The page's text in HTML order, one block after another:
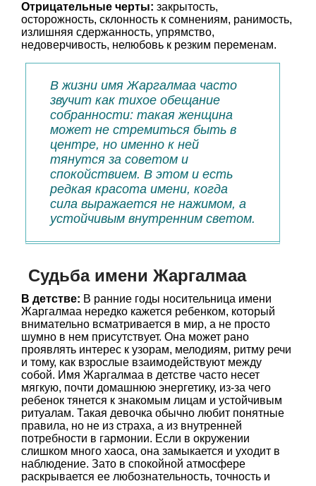
Отрицательные черты: закрытость,
осторожность, склонность к сомнениям, ранимость,
излишняя сдержанность, упрямство,
недоверчивость, нелюбовь к резким переменам.
В жизни имя Жаргалмаа часто
звучит как тихое обещание
собранности: такая женщина
может не стремиться быть в
центре, но именно к ней
тянутся за советом и
спокойствием. В этом и есть
редкая красота имени, когда
сила выражается не нажимом, а
устойчивым внутренним светом.
Судьба имени Жаргалмаа
В детстве: В ранние годы носительница имени
Жаргалмаа нередко кажется ребенком, который
внимательно всматривается в мир, а не просто
шумно в нем присутствует. Она может рано
проявлять интерес к узорам, мелодиям, ритму речи
и тому, как взрослые взаимодействуют между
собой. Имя Жаргалмаа в детстве часто несет
мягкую, почти домашнюю энергетику, из-за чего
ребенок тянется к знакомым лицам и устойчивым
ритуалам. Такая девочка обычно любит понятные
правила, но не из страха, а из внутренней
потребности в гармонии. Если в окружении
слишком много хаоса, она замыкается и уходит в
наблюдение. Зато в спокойной атмосфере
раскрывается ее любознательность, точность и